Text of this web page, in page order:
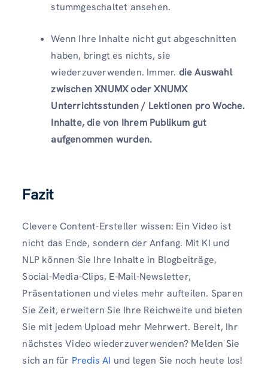
stummgeschaltet ansehen.
Wenn Ihre Inhalte nicht gut abgeschnitten
haben, bringt es nichts, sie
wiederzuverwenden. Immer. die Auswahl
zwischen XNUMX oder XNUMX
Unterrichtsstunden / Lektionen pro Woche.
Inhalte, die von Ihrem Publikum gut
aufgenommen wurden.
Fazit
Clevere Content-Ersteller wissen: Ein Video ist
nicht das Ende, sondern der Anfang. Mit KI und
NLP können Sie Ihre Inhalte in Blogbeiträge,
Social-Media-Clips, E-Mail-Newsletter,
Präsentationen und vieles mehr aufteilen. Sparen
Sie Zeit, erweitern Sie Ihre Reichweite und bieten
Sie mit jedem Upload mehr Mehrwert. Bereit, Ihr
nächstes Video wiederzuverwenden? Melden Sie
sich an für Predis AI und legen Sie noch heute los!